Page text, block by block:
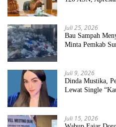
Juli 25, 2026
Bau Sampah
Minta Pemkab
Juli 9, 2026
Dinda Mustika,
Lewat Single
Juli 15, 2026